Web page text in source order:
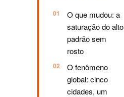
O que mudou: a
saturação do alto
padrão sem
rosto
O fenômeno
global: cinco
cidades, um